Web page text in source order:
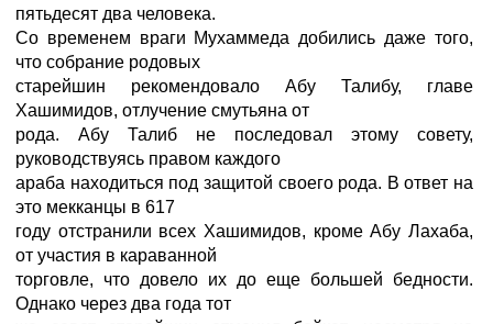
пятьдесят два человека.
Со временем враги Мухаммеда добились даже того,
что собрание родовых
старейшин рекомендовало Абу Талибу, главе
Хашимидов, отлучение смутьяна от
рода. Абу Талиб не последовал этому совету,
руководствуясь правом каждого
араба находиться под защитой своего рода. В ответ на
это мекканцы в 617
году отстранили всех Хашимидов, кроме Абу Лахаба,
от участия в караванной
торговле, что довело их до еще большей бедности.
Однако через два года тот